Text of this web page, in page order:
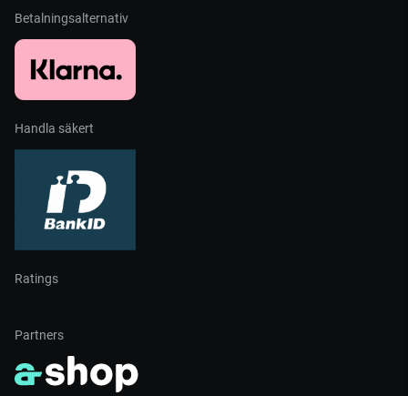
Betalningsalternativ
Handla säkert
Ratings
Partners